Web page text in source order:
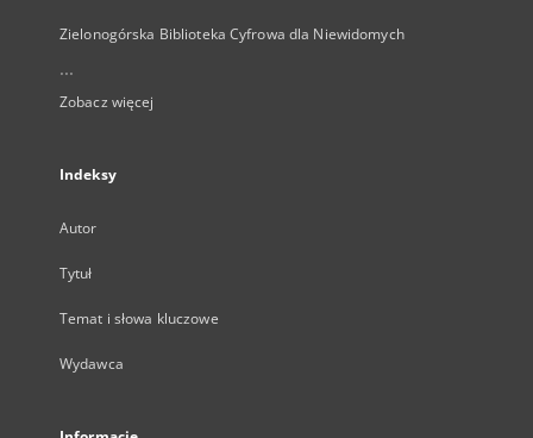
Zielonogórska Biblioteka Cyfrowa dla Niewidomych
...
Zobacz więcej
Indeksy
Autor
Tytuł
Temat i słowa kluczowe
Wydawca